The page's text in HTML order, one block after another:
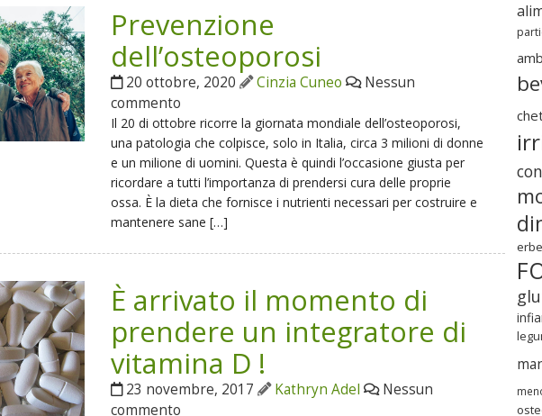
Prevenzione
dell’osteoporosi
20 ottobre, 2020 Cinzia Cuneo
Nessun
commento
Il 20 di ottobre ricorre la giornata mondiale dell’osteoporosi,
una patologia che colpisce, solo in Italia, circa 3 milioni di donne
e un milione di uomini. Questa è quindi l’occasione giusta per
ricordare a tutti l’importanza di prendersi cura delle proprie
ossa. È la dieta che fornisce i nutrienti necessari per costruire e
mantenere sane […]
È arrivato il momento di
prendere un integratore di
vitamina D !
23 novembre, 2017 Kathryn Adel
Nessun
commento